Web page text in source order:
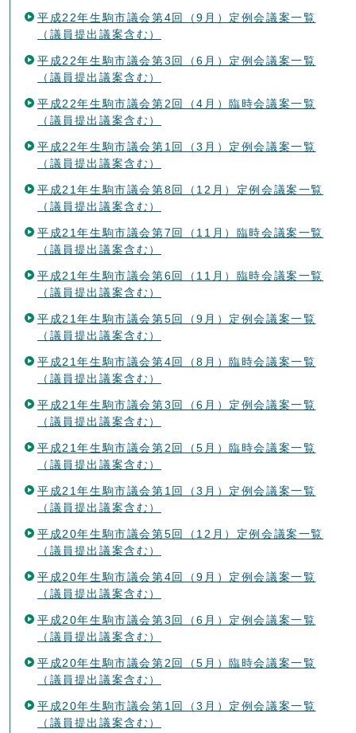
平成22年生駒市議会第4回（9月）定例会議案一覧
（議員提出議案含む）
平成22年生駒市議会第3回（6月）定例会議案一覧
（議員提出議案含む）
平成22年生駒市議会第2回（4月）臨時会議案一覧
（議員提出議案含む）
平成22年生駒市議会第1回（3月）定例会議案一覧
（議員提出議案含む）
平成21年生駒市議会第8回（12月）定例会議案一覧
（議員提出議案含む）
平成21年生駒市議会第7回（11月）臨時会議案一覧
（議員提出議案含む）
平成21年生駒市議会第6回（11月）臨時会議案一覧
（議員提出議案含む）
平成21年生駒市議会第5回（9月）定例会議案一覧
（議員提出議案含む）
平成21年生駒市議会第4回（8月）臨時会議案一覧
（議員提出議案含む）
平成21年生駒市議会第3回（6月）定例会議案一覧
（議員提出議案含む）
平成21年生駒市議会第2回（5月）臨時会議案一覧
（議員提出議案含む）
平成21年生駒市議会第1回（3月）定例会議案一覧
（議員提出議案含む）
平成20年生駒市議会第5回（12月）定例会議案一覧
（議員提出議案含む）
平成20年生駒市議会第4回（9月）定例会議案一覧
（議員提出議案含む）
平成20年生駒市議会第3回（6月）定例会議案一覧
（議員提出議案含む）
平成20年生駒市議会第2回（5月）臨時会議案一覧
（議員提出議案含む）
平成20年生駒市議会第1回（3月）定例会議案一覧
（議員提出議案含む）